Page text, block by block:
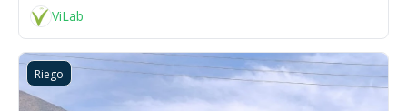
ViLab
Riego